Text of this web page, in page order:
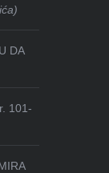
DA
101-